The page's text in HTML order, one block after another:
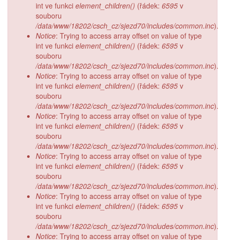
int ve funkci element_children() (řádek: 6595 v
souboru
/data/www/18202/csch_cz/sjezd70/includes/common.inc).
Notice: Trying to access array offset on value of type
int ve funkci element_children() (řádek: 6595 v
souboru
/data/www/18202/csch_cz/sjezd70/includes/common.inc).
Notice: Trying to access array offset on value of type
int ve funkci element_children() (řádek: 6595 v
souboru
/data/www/18202/csch_cz/sjezd70/includes/common.inc).
Notice: Trying to access array offset on value of type
int ve funkci element_children() (řádek: 6595 v
souboru
/data/www/18202/csch_cz/sjezd70/includes/common.inc).
Notice: Trying to access array offset on value of type
int ve funkci element_children() (řádek: 6595 v
souboru
/data/www/18202/csch_cz/sjezd70/includes/common.inc).
Notice: Trying to access array offset on value of type
int ve funkci element_children() (řádek: 6595 v
souboru
/data/www/18202/csch_cz/sjezd70/includes/common.inc).
Notice: Trying to access array offset on value of type